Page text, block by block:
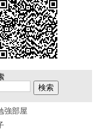
強部屋